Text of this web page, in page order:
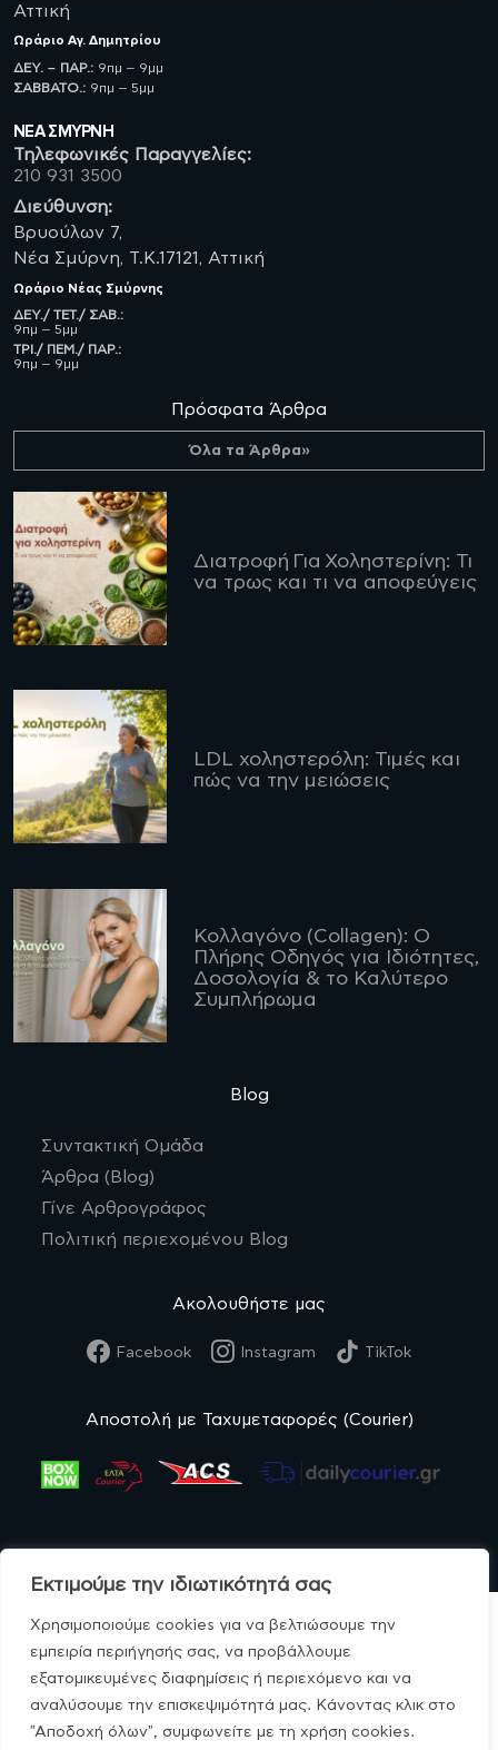
Εκτιμούμε την ιδιωτικότητά σας
Χρησιμοποιούμε cookies για να βελτιώσουμε την
εμπειρία περιήγησής σας, να προβάλλουμε
εξατομικευμένες διαφημίσεις ή περιεχόμενο και να
αναλύσουμε την επισκεψιμότητά μας. Κάνοντας κλικ στο
"Αποδοχή όλων", συμφωνείτε με τη χρήση cookies.
Αττική
Ωράριο Αγ. Δημητρίου
ΔΕΥ. – ΠΑΡ.: 9πμ – 9μμ
ΣΑΒBATO.: 9πμ – 5μμ
ΝΈΑ ΣΜΥΡΝΗ
Τηλεφωνικές Παραγγελίες:
210 931 3500
Διεύθυνση:
Βρυούλων 7,
Νέα Σμύρνη, Τ.Κ.17121, Αττική
Ωράριο Νέας Σμύρνης
ΔΕΥ./ ΤΕΤ./ ΣΑΒ.:
9πμ – 5μμ
ΤΡΙ./ ΠΕΜ./ ΠΑΡ.:
9πμ – 9μμ
Πρόσφατα Άρθρα
Όλα τα Άρθρα»
Διατροφή Για Χοληστερίνη: Τι
να τρως και τι να αποφεύγεις
LDL χοληστερόλη: Τιμές και
πώς να την μειώσεις
Κολλαγόνο (Collagen): Ο
Πλήρης Οδηγός για Ιδιότητες,
Δοσολογία & το Καλύτερο
Συμπλήρωμα
Blog
Συντακτική Ομάδα
Άρθρα (Blog)
Γίνε Αρθρογράφος
Πολιτική περιεχομένου Blog
Ακολουθήστε μας
Facebook Instagram TikTok
Αποστολή με Ταχυμεταφορές (Courier)
© MonoBio.gr 2020-2026.